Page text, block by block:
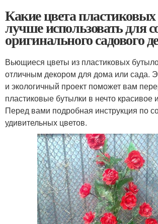
Какие цвета
лучше использовать для
оригинального садового
Вьющиеся цветы из пластиковых
отличным декором для дома или сада.
и экологичный проект поможет вам
пластиковые бутылки в нечто красивое
Перед вами подробная инструкция по
удивительных цветов.